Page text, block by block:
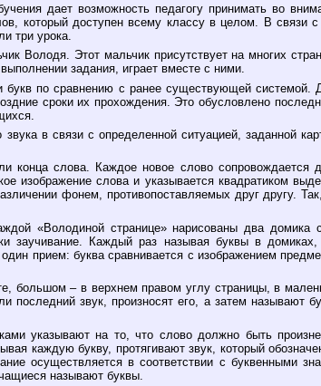
дает возможность педагогу принимать во
который доступен всему классу в целом. В связи
три урока.
Володя. Этот мальчик присутствует на многих
задания, играет вместе с ними.
букв по сравнению с ранее существующей
сроки их прохождения. Это обусловлено
в связи с определенной ситуацией, заданной
слова. Каждое новое слово сопровождается
изображение слова и указывается квадратиком
фонем, противопоставляемых друг другу.
«Володиной странице» нарисованы два
заучивание. Каждый раз называя буквы в домиках,
прием: буква сравнивается с изображением
большом – в верхнем правом углу страницы, в
звук, произносят его, а затем называют
указывают на то, что слово должно быть
каждую букву, протягивают звук, который
осуществляется в соответствии с буквенными
называют буквы.